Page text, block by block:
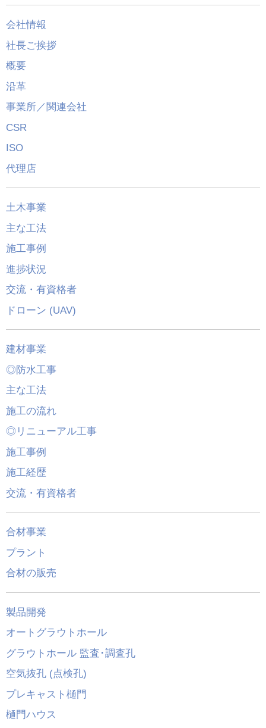
会社情報
社長ご挨拶
概要
沿革
事業所／関連会社
CSR
ISO
代理店
土木事業
主な工法
施工事例
進捗状況
交流・有資格者
ドローン (UAV)
建材事業
◎防水工事
主な工法
施工の流れ
◎リニューアル工事
施工事例
施工経歴
交流・有資格者
合材事業
プラント
合材の販売
製品開発
オートグラウトホール
グラウトホール 監査･調査孔
空気抜孔 (点検孔)
プレキャスト樋門
樋門ハウス